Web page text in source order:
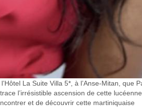
La Suite Villa 5*, à l’Anse-Mitan, que
l’irrésistible ascension de cette
et de découvrir cette martiniquaise